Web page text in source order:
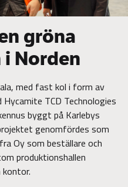
gröna
Norden
med fast kol i form av
TCD Technologies
byggt på Karlebys
genomfördes som
Oy som beställare och
produktionshallen